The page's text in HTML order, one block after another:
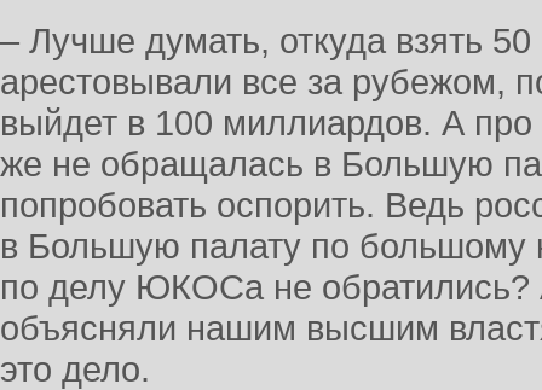
– Лучше думать, откуда взять
арестовывали все за рубежом,
выйдет в 100 миллиардов. А
же не обращалась в Большую
попробовать оспорить. Ведь
в Большую палату по большому
по делу ЮКОСа не обратились?
объясняли нашим высшим
это дело.